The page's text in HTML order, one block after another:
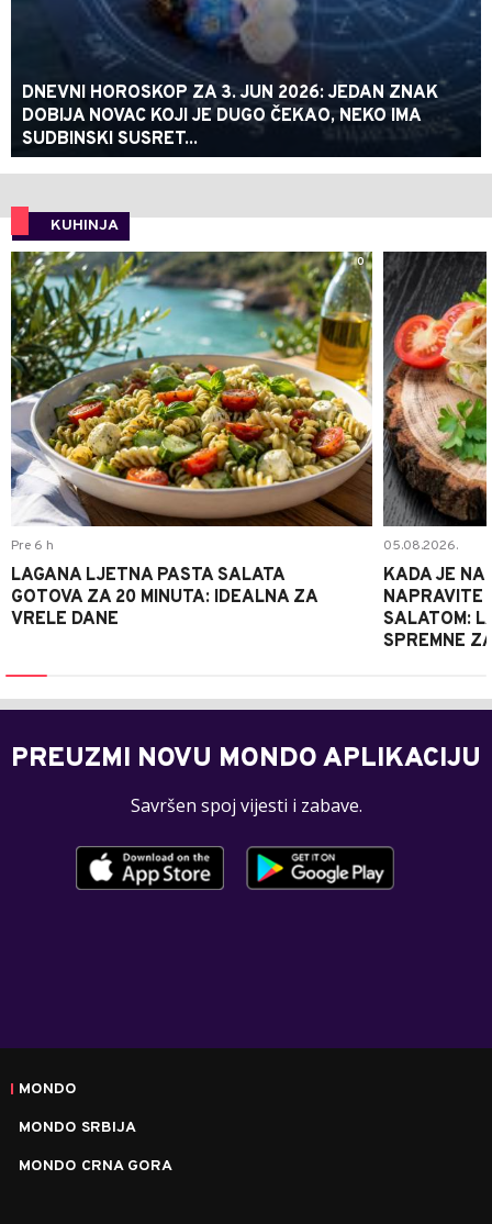
DNEVNI HOROSKOP ZA 3. JUN 2026: JEDAN ZNAK
DOBIJA NOVAC KOJI JE DUGO ČEKAO, NEKO IMA
SUDBINSKI SUSRET...
KUHINJA
0
Pre 6 h
LAGANA LJETNA PASTA SALATA
GOTOVA ZA 20 MINUTA: IDEALNA ZA
VRELE DANE
05.08.2026.
KADA JE
NAPRAVITE
SALATOM:
SPREMNE
PREUZMI NOVU MONDO APLIKACIJU
Savršen spoj vijesti i zabave.
MONDO
MONDO SRBIJA
MONDO CRNA GORA